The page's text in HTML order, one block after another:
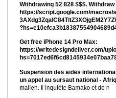
Withdrawing 52 828 $$$. Withdrаw
https://script.google.com/macros/
Get free iPhone 14 Pro Max:
https://writedesigndeliver.com/
Suspension des aides
un appel au sursaut national -
malien. Il inquiète Bamako et de n